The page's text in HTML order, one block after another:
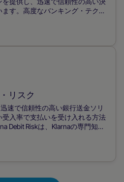
す。高度なバンキング・テクノ
処理を実現することで、キャッ
上させています。
リスク
速で信頼性の高い銀行送金ソリ
受入率で支払いを受け入れる方法
Debit Riskは、Klarnaの専門知識
ションを保証し、Pay Nowオプ
改善するための即時支払いを容